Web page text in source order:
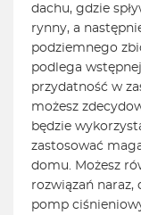
dachu, gdzie
rynny, a
podziemnego
podlega
przydatność w
możesz
będzie
zastosować
domu. Możesz
rozwiązań
pomp